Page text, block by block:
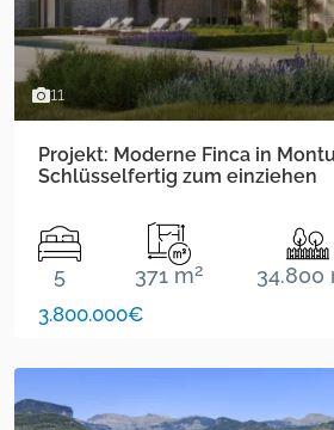
11
Projekt: Moderne Finca in
Schlüsselfertig zum einziehen
5 371 m2 34.800
3.800.000€